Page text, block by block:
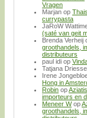
Vragen
Marjan op
currypasta
JaRoW
(saté van geit
Brenda Verheij
groothandels,
distributeurs
paul idi op
Tatjana
Irene
Hong in
Robin op
importeurs en
Meneer Wop
groothandels,